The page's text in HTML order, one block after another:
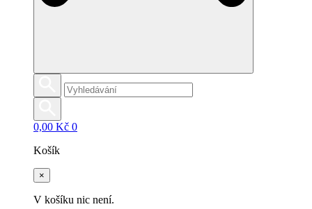
0,00 Kč 0
Košík
×
V košíku nic není.